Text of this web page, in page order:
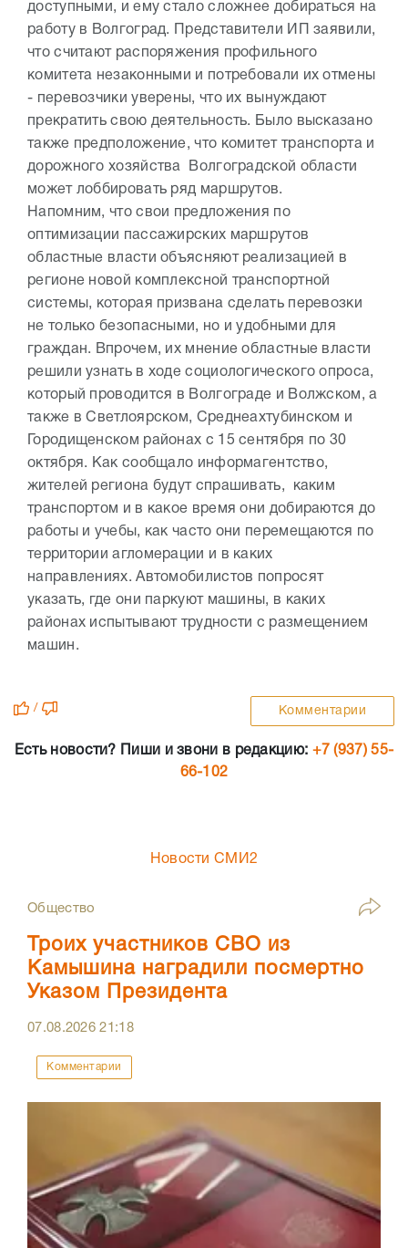
доступными, и ему стало сложнее добираться на
работу в Волгоград. Представители ИП заявили,
что считают распоряжения профильного
комитета незаконными и потребовали их отмены
- перевозчики уверены, что их вынуждают
прекратить свою деятельность. Было высказано
также предположение, что комитет транспорта и
дорожного хозяйства Волгоградской области
может лоббировать ряд маршрутов.
Напомним, что свои предложения по
оптимизации пассажирских маршрутов
областные власти объясняют реализацией в
регионе новой комплексной транспортной
системы, которая призвана сделать перевозки
не только безопасными, но и удобными для
граждан. Впрочем, их мнение областные власти
решили узнать в ходе социологического опроса,
который проводится в Волгограде и Волжском, а
также в Светлоярском, Среднеахтубинском и
Городищенском районах с 15 сентября по 30
октября. Как сообщало информагентство,
жителей региона будут спрашивать, каким
транспортом и в какое время они добираются до
работы и учебы, как часто они перемещаются по
территории агломерации и в каких
направлениях. Автомобилистов попросят
указать, где они паркуют машины, в каких
районах испытывают трудности с размещением
машин.
/ Комментарии
Есть новости? Пиши и звони в редакцию: +7 (937) 55-
66-102
Новости СМИ2
Общество
Троих участников СВО из
Камышина наградили посмертно
Указом Президента
07.08.202621:18
Комментарии